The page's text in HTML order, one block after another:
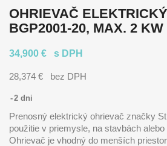
OHRIEVAČ
BGP2001-20, MAX. 2 KW
34,900 € s DPH
28,374 € bez DPH
2 dni
Prenosný elektrický ohrievač značky
použitie v priemysle, na stavbách
Ohrievač je vhodný do menších